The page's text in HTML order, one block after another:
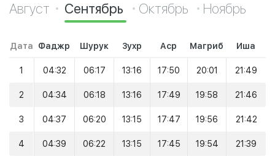
Август Сентябрь Октябрь Ноябрь
Дата Фаджр Шурук Зухр Аср Магриб Иша
1 04:32 06:17 13:16 17:50 20:01 21:49
2 04:34 06:18 13:16 17:49 19:58 21:46
3 04:37 06:20 13:15 17:47 19:56 21:42
4 04:39 06:22 13:15 17:45 19:54 21:39